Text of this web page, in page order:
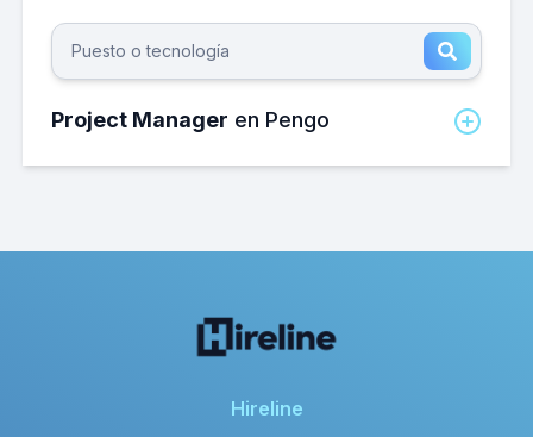
Project Manager en Pengo
¿Cuánto gana un Project Manager en
Pengo al año?
salary_title en enterprise es de
Hireline